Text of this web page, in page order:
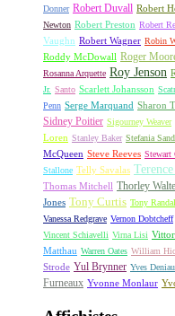
Donner Robert Duvall Robert
Newton Robert Preston Robert
Vaughn Robert Wagner Robin
Roddy McDowall Roger
Rosanna Arquette Roy Jenson
Jr. Santo Scarlett Johansson
Penn Serge Marquand Sharon
Sidney Poitier Sigourney Weaver
Loren Stanley Baker Stefania
McQueen Steve Reeves Stewart
Stallone Telly Savalas
Thomas Mitchell Thorley
Jones Tony Curtis Tony
Vanessa Redgrave Vernon Dobtcheff
Vincent Schiavelli Virna Lisi
Matthau Warren Oates William
Strode Yul Brynner Yves
Furneaux Yvonne Monlaur